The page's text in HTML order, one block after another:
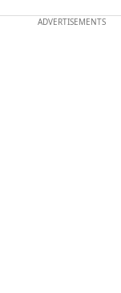
ADVERTISEMENTS